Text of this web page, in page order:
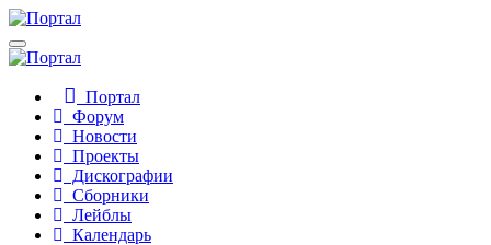
Портал
Форум
Новости
Проекты
Дискографии
Сборники
Лейблы
Календарь